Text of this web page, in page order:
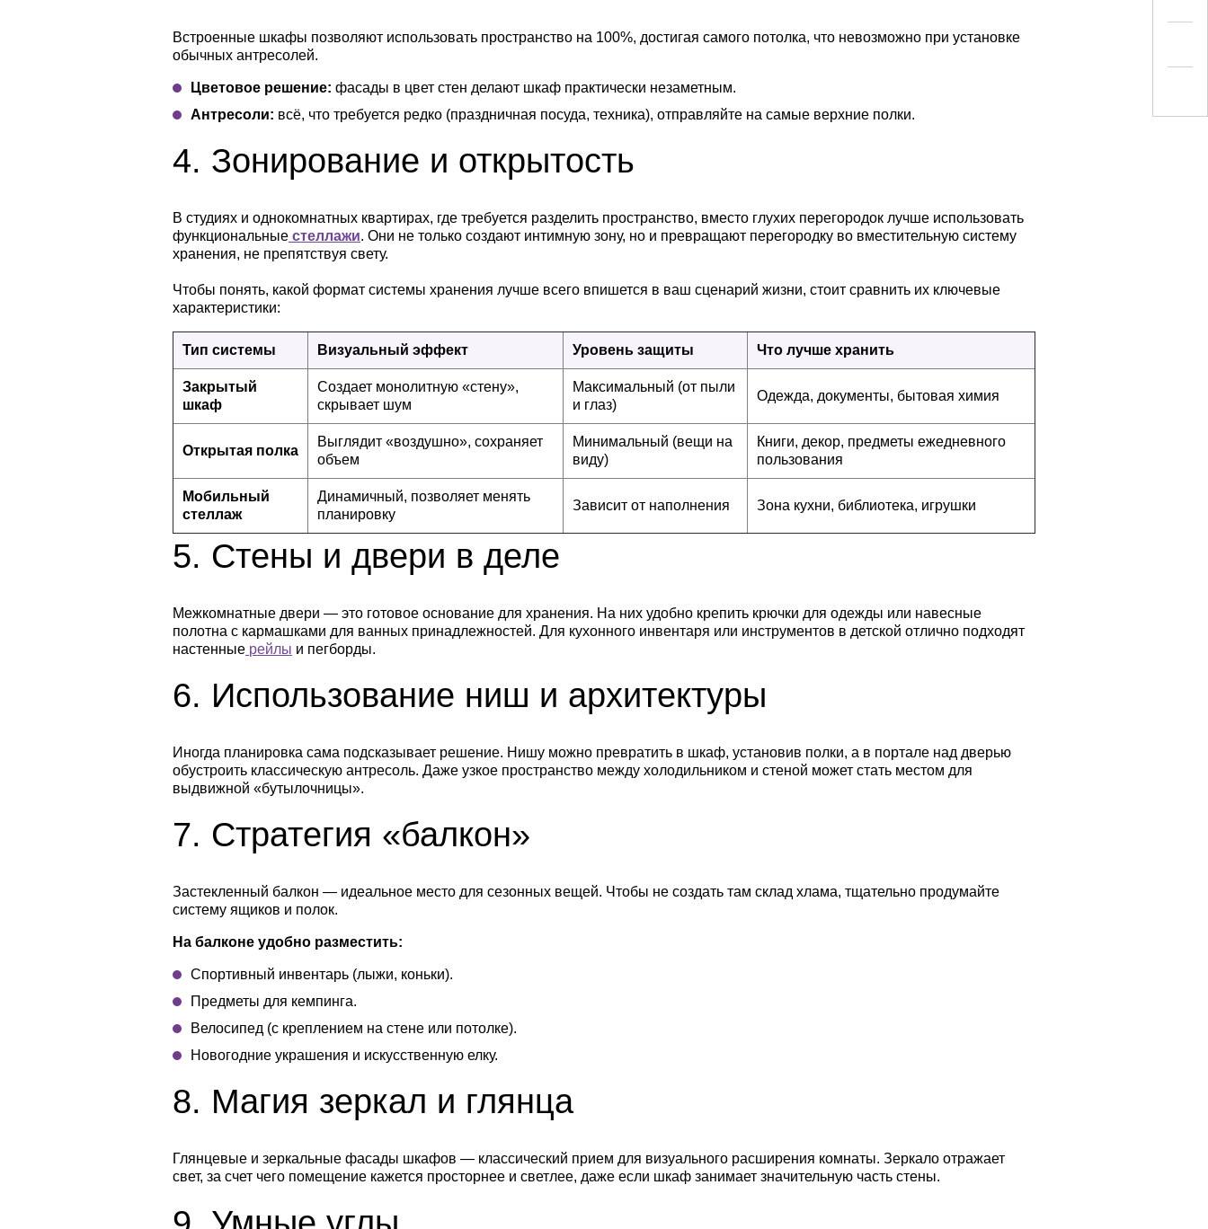
Встроенные шкафы позволяют использовать пространство на 100%, достигая самого потолка, что невозможно при установке
обычных антресолей.
Цветовое решение: фасады в цвет стен делают шкаф практически незаметным.
Антресоли: всё, что требуется редко (праздничная посуда, техника), отправляйте на самые верхние полки.
4. Зонирование и открытость
В студиях и однокомнатных квартирах, где требуется разделить пространство, вместо глухих перегородок лучше использовать
функциональные стеллажи. Они не только создают интимную зону, но и превращают перегородку во вместительную систему
хранения, не препятствуя свету.
Чтобы понять, какой формат системы хранения лучше всего впишется в ваш сценарий жизни, стоит сравнить их ключевые
характеристики:
Тип системы Визуальный эффект Уровень защиты Что лучше хранить
Закрытый
шкаф
Создает монолитную «стену»,
скрывает шум
Максимальный (от пыли
и глаз)
Одежда, документы, бытовая химия
Открытая полка
Выглядит «воздушно», сохраняет
объем
Минимальный (вещи на
виду)
Книги, декор, предметы ежедневного
пользования
Мобильный
стеллаж
Динамичный, позволяет менять
планировку
Зависит от наполнения Зона кухни, библиотека, игрушки
5. Стены и двери в деле
Межкомнатные двери — это готовое основание для хранения. На них удобно крепить крючки для одежды или навесные
полотна с кармашками для ванных принадлежностей. Для кухонного инвентаря или инструментов в детской отлично подходят
настенные рейлы и пегборды.
6. Использование ниш и архитектуры
Иногда планировка сама подсказывает решение. Нишу можно превратить в шкаф, установив полки, а в портале над дверью
обустроить классическую антресоль. Даже узкое пространство между холодильником и стеной может стать местом для
выдвижной «бутылочницы».
7. Стратегия «балкон»
Застекленный балкон — идеальное место для сезонных вещей. Чтобы не создать там склад хлама, тщательно продумайте
систему ящиков и полок.
На балконе удобно разместить:
Спортивный инвентарь (лыжи, коньки).
Предметы для кемпинга.
Велосипед (с креплением на стене или потолке).
Новогодние украшения и искусственную елку.
8. Магия зеркал и глянца
Глянцевые и зеркальные фасады шкафов — классический прием для визуального расширения комнаты. Зеркало отражает
свет, за счет чего помещение кажется просторнее и светлее, даже если шкаф занимает значительную часть стены.